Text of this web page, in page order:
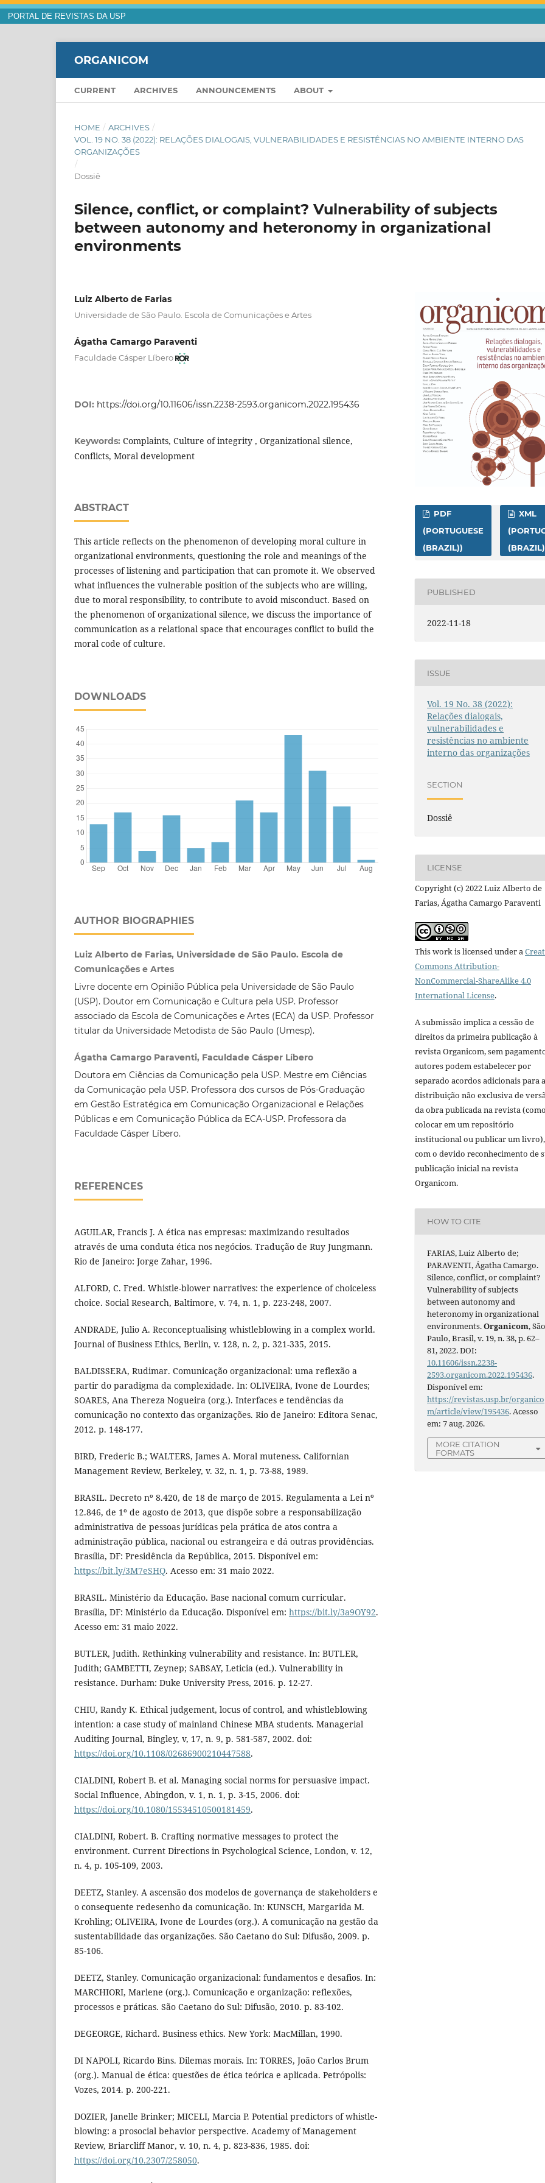
PORTAL DE REVISTAS DA USP
ORGANICOM
CURRENT ARCHIVES ANNOUNCEMENTS ABOUT
HOME / ARCHIVES /
VOL. 19 NO. 38 (2022): RELAÇÕES DIALOGAIS, VULNERABILIDADES E RESISTÊNCIAS NO AMBIENTE INTERNO DAS
ORGANIZAÇÕES
/
Dossiê
Silence, conflict, or complaint? Vulnerability of subjects
between autonomy and heteronomy in organizational
environments
Luiz Alberto de Farias
Universidade de São Paulo. Escola de Comunicações e Artes
Ágatha Camargo Paraventi
Faculdade Cásper Líbero
DOI: https://doi.org/10.11606/issn.2238-2593.organicom.2022.195436
Keywords: Complaints, Culture of integrity , Organizational silence,
Conflicts, Moral development
ABSTRACT
This article reflects on the phenomenon of developing moral culture in
organizational environments, questioning the role and meanings of the
processes of listening and participation that can promote it. We observed
what influences the vulnerable position of the subjects who are willing,
due to moral responsibility, to contribute to avoid misconduct. Based on
the phenomenon of organizational silence, we discuss the importance of
communication as a relational space that encourages conflict to build the
moral code of culture.
DOWNLOADS
AUTHOR BIOGRAPHIES
Luiz Alberto de Farias, Universidade de São Paulo. Escola de
Comunicações e Artes
Livre docente em Opinião Pública pela Universidade de São Paulo
(USP). Doutor em Comunicação e Cultura pela USP. Professor
associado da Escola de Comunicações e Artes (ECA) da USP. Professor
titular da Universidade Metodista de São Paulo (Umesp).
Ágatha Camargo Paraventi, Faculdade Cásper Líbero
Doutora em Ciências da Comunicação pela USP. Mestre em Ciências
da Comunicação pela USP. Professora dos cursos de Pós-Graduação
em Gestão Estratégica em Comunicação Organizacional e Relações
Públicas e em Comunicação Pública da ECA-USP. Professora da
Faculdade Cásper Líbero.
REFERENCES
AGUILAR, Francis J. A ética nas empresas: maximizando resultados
através de uma conduta ética nos negócios. Tradução de Ruy Jungmann.
Rio de Janeiro: Jorge Zahar, 1996.
ALFORD, C. Fred. Whistle-blower narratives: the experience of choiceless
choice. Social Research, Baltimore, v. 74, n. 1, p. 223-248, 2007.
ANDRADE, Julio A. Reconceptualising whistleblowing in a complex world.
Journal of Business Ethics, Berlin, v. 128, n. 2, p. 321-335, 2015.
BALDISSERA, Rudimar. Comunicação organizacional: uma reflexão a
partir do paradigma da complexidade. In: OLIVEIRA, Ivone de Lourdes;
SOARES, Ana Thereza Nogueira (org.). Interfaces e tendências da
comunicação no contexto das organizações. Rio de Janeiro: Editora Senac,
2012. p. 148-177.
BIRD, Frederic B.; WALTERS, James A. Moral muteness. Californian
Management Review, Berkeley, v. 32, n. 1, p. 73-88, 1989.
BRASIL. Decreto nº 8.420, de 18 de março de 2015. Regulamenta a Lei nº
12.846, de 1º de agosto de 2013, que dispõe sobre a responsabilização
administrativa de pessoas jurídicas pela prática de atos contra a
administração pública, nacional ou estrangeira e dá outras providências.
Brasília, DF: Presidência da República, 2015. Disponível em:
https://bit.ly/3M7eSHQ. Acesso em: 31 maio 2022.
BRASIL. Ministério da Educação. Base nacional comum curricular.
Brasília, DF: Ministério da Educação. Disponível em: https://bit.ly/3a9OY92.
Acesso em: 31 maio 2022.
BUTLER, Judith. Rethinking vulnerability and resistance. In: BUTLER,
Judith; GAMBETTI, Zeynep; SABSAY, Leticia (ed.). Vulnerability in
resistance. Durham: Duke University Press, 2016. p. 12-27.
CHIU, Randy K. Ethical judgement, locus of control, and whistleblowing
intention: a case study of mainland Chinese MBA students. Managerial
Auditing Journal, Bingley, v, 17, n. 9, p. 581-587, 2002. doi:
https://doi.org/10.1108/02686900210447588.
CIALDINI, Robert B. et al. Managing social norms for persuasive impact.
Social Influence, Abingdon, v. 1, n. 1, p. 3-15, 2006. doi:
https://doi.org/10.1080/15534510500181459.
CIALDINI, Robert. B. Crafting normative messages to protect the
environment. Current Directions in Psychological Science, London, v. 12,
n. 4, p. 105-109, 2003.
DEETZ, Stanley. A ascensão dos modelos de governança de stakeholders e
o consequente redesenho da comunicação. In: KUNSCH, Margarida M.
Krohling; OLIVEIRA, Ivone de Lourdes (org.). A comunicação na gestão da
sustentabilidade das organizações. São Caetano do Sul: Difusão, 2009. p.
85-106.
DEETZ, Stanley. Comunicação organizacional: fundamentos e desafios. In:
MARCHIORI, Marlene (org.). Comunicação e organização: reflexões,
processos e práticas. São Caetano do Sul: Difusão, 2010. p. 83-102.
DEGEORGE, Richard. Business ethics. New York: MacMillan, 1990.
DI NAPOLI, Ricardo Bins. Dilemas morais. In: TORRES, João Carlos Brum
(org.). Manual de ética: questões de ética teórica e aplicada. Petrópolis:
Vozes, 2014. p. 200-221.
DOZIER, Janelle Brinker; MICELI, Marcia P. Potential predictors of whistle-
blowing: a prosocial behavior perspective. Academy of Management
Review, Briarcliff Manor, v. 10, n. 4, p. 823-836, 1985. doi:
https://doi.org/10.2307/258050.
PDF
(PORTUGUESE
(BRAZIL))
XML
PUBLISHED
2022-11-18
ISSUE
Vol. 19 No. 38 (2022):
Relações dialogais,
vulnerabilidades e
resistências no ambiente
interno das organizações
SECTION
Dossiê
LICENSE
Copyright (c) 2022 Luiz Alberto de
Farias, Ágatha Camargo Paraventi
This work is licensed under a
Commons Attribution-
NonCommercial-ShareAlike 4.0
International License.
A submissão implica a cessão de
direitos da primeira publicação à
revista Organicom, sem
autores podem estabelecer por
separado acordos adicionais para a
distribuição não exclusiva de
da obra publicada na revista
colocar em um repositório
institucional ou publicar um livro),
com o devido reconhecimento de
publicação inicial na revista
Organicom.
HOW TO CITE
FARIAS, Luiz Alberto de;
PARAVENTI, Ágatha Camargo.
Silence, conflict, or complaint?
Vulnerability of subjects
between autonomy and
heteronomy in organizational
environments.Organicom,
Paulo, Brasil, v. 19, n. 38, p. 62–
81, 2022. DOI:
10.11606/issn.2238-
2593.organicom.2022.195436.
Disponível em:
https://revistas.usp.br/organico
m/article/view/195436. Acesso
em: 7 aug. 2026.
MORE CITATION
FORMATS